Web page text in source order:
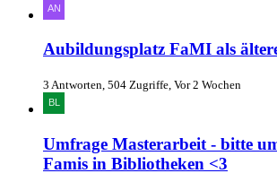
Aubildungsplatz FaMI als
3 Antworten, 504 Zugriffe, Vor 2 Wochen
Umfrage Masterarbeit - bitte
Famis in Bibliotheken <3